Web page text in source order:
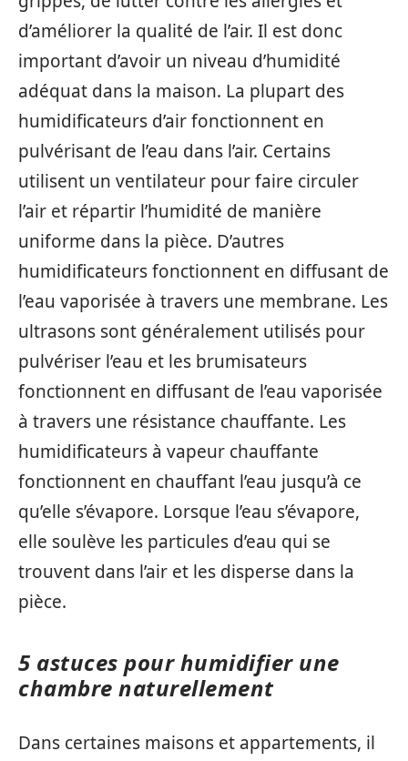
d’améliorer la qualité de l’air. Il est donc
important d’avoir un niveau d’humidité
adéquat dans la maison. La plupart des
humidificateurs d’air fonctionnent en
pulvérisant de l’eau dans l’air. Certains
utilisent un ventilateur pour faire circuler
l’air et répartir l’humidité de manière
uniforme dans la pièce. D’autres
humidificateurs fonctionnent en diffusant de
l’eau vaporisée à travers une membrane. Les
ultrasons sont généralement utilisés pour
pulvériser l’eau et les brumisateurs
fonctionnent en diffusant de l’eau vaporisée
à travers une résistance chauffante. Les
humidificateurs à vapeur chauffante
fonctionnent en chauffant l’eau jusqu’à ce
qu’elle s’évapore. Lorsque l’eau s’évapore,
elle soulève les particules d’eau qui se
trouvent dans l’air et les disperse dans la
pièce.
5 astuces pour humidifier une
chambre naturellement
Dans certaines maisons et appartements, il